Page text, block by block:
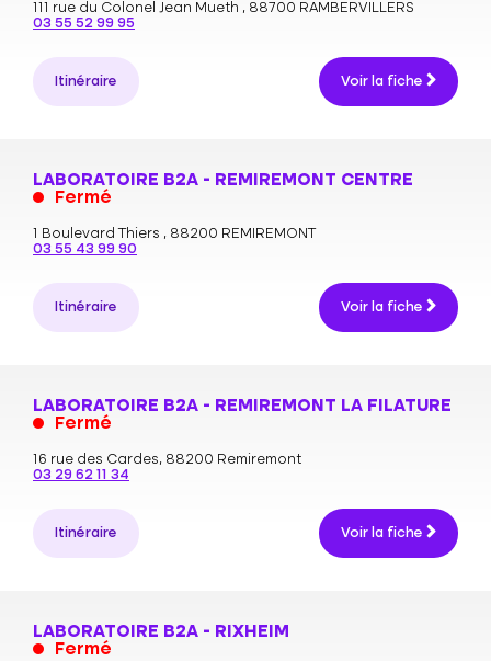
111 rue du Colonel Jean Mueth , 88700 RAMBERVILLERS
03 55 52 99 95
Itinéraire Voir la fiche
LABORATOIRE B2A - REMIREMONT CENTRE
Fermé
1 Boulevard Thiers , 88200 REMIREMONT
03 55 43 99 90
Itinéraire Voir la fiche
LABORATOIRE B2A - REMIREMONT LA FILATURE
Fermé
16 rue des Cardes, 88200 Remiremont
03 29 62 11 34
Itinéraire Voir la fiche
LABORATOIRE B2A - RIXHEIM
Fermé